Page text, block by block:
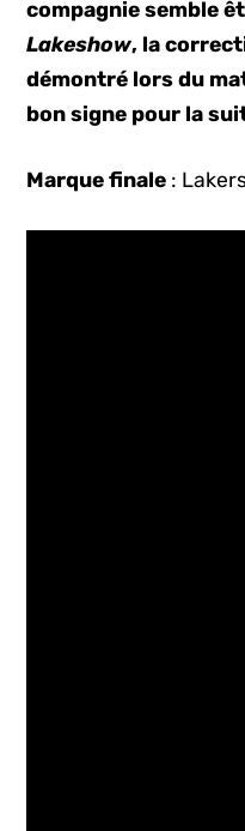
compagnie semble
Lakeshow, la
démontré lors du
bon signe pour la
Marque finale :